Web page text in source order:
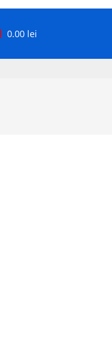
0.00 lei